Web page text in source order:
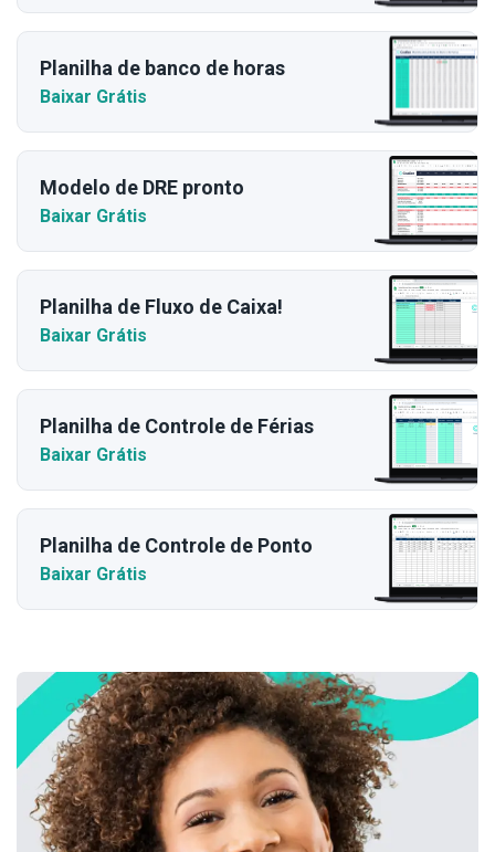
Planilha de banco de horas
Baixar Grátis
Modelo de DRE pronto
Baixar Grátis
Planilha de Fluxo de Caixa!
Baixar Grátis
Planilha de Controle de Férias
Baixar Grátis
Planilha de Controle de Ponto
Baixar Grátis